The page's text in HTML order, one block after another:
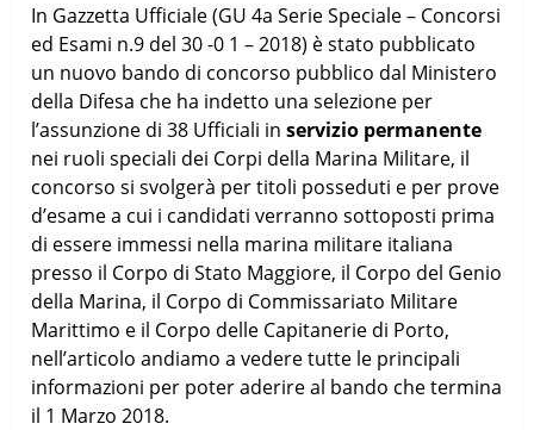
In Gazzetta Ufficiale (GU 4a Serie Speciale – Concorsi
ed Esami n.9 del 30 -0 1 – 2018) è stato pubblicato
un nuovo bando di concorso pubblico dal Ministero
della Difesa che ha indetto una selezione per
l’assunzione di 38 Ufficiali inservizio permanente
nei ruoli speciali dei Corpi della Marina Militare, il
concorso si svolgerà per titoli posseduti e per prove
d’esame a cui i candidati verranno sottoposti prima
di essere immessi nella marina militare italiana
presso il Corpo di Stato Maggiore, il Corpo del Genio
della Marina, il Corpo di Commissariato Militare
Marittimo e il Corpo delle Capitanerie di Porto,
nell’articolo andiamo a vedere tutte le principali
informazioni per poter aderire al bando che termina
il 1 Marzo 2018.